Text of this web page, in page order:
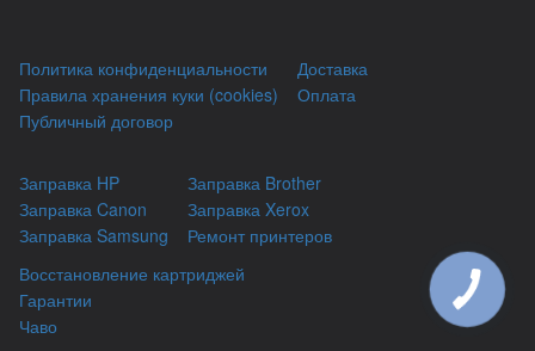
Политика конфиденциальности
Правила хранения куки (cookies)
Публичный договор
Доставка
Оплата
Заправка HP
Заправка Canon
Заправка Samsung
Заправка Brother
Заправка Xerox
Ремонт принтеров
Восстановление картриджей
Гарантии
Чаво